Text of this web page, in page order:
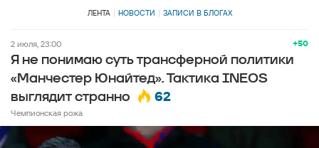
ЛЕНТА НОВОСТИ ЗАПИСИ В БЛОГАХ
+50
2 июля, 23:00
Я не понимаю суть трансферной политики
«Манчестер Юнайтед». Тактика INEOS
выглядит странно
62
Чемпионская рожа